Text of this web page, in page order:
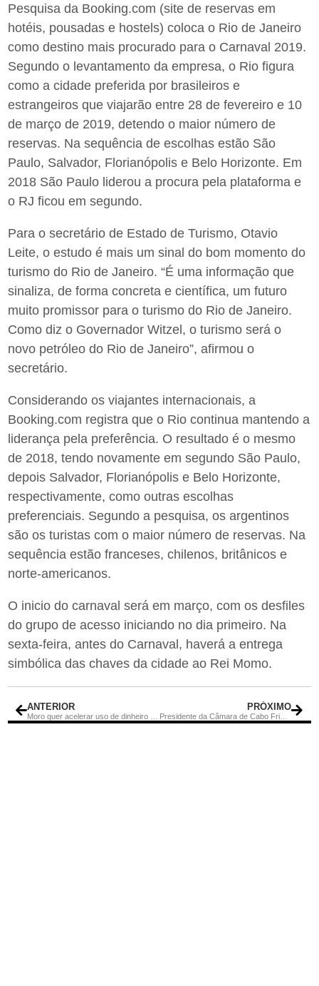
Pesquisa da Booking.com (site de reservas em
hotéis, pousadas e hostels) coloca o Rio de Janeiro
como destino mais procurado para o Carnaval 2019.
Segundo o levantamento da empresa, o Rio figura
como a cidade preferida por brasileiros e
estrangeiros que viajarão entre 28 de fevereiro e 10
de março de 2019, detendo o maior número de
reservas. Na sequência de escolhas estão São
Paulo, Salvador, Florianópolis e Belo Horizonte. Em
2018 São Paulo liderou a procura pela plataforma e
o RJ ficou em segundo.
Para o secretário de Estado de Turismo, Otavio
Leite, o estudo é mais um sinal do bom momento do
turismo do Rio de Janeiro. “É uma informação que
sinaliza, de forma concreta e científica, um futuro
muito promissor para o turismo do Rio de Janeiro.
Como diz o Governador Witzel, o turismo será o
novo petróleo do Rio de Janeiro”, afirmou o
secretário.
Considerando os viajantes internacionais, a
Booking.com registra que o Rio continua mantendo a
liderança pela preferência. O resultado é o mesmo
de 2018, tendo novamente em segundo São Paulo,
depois Salvador, Florianópolis e Belo Horizonte,
respectivamente, como outras escolhas
preferenciais. Segundo a pesquisa, os argentinos
são os turistas com o maior número de reservas. Na
sequência estão franceses, chilenos, britânicos e
norte-americanos.
O inicio do carnaval será em março, com os desfiles
do grupo de acesso iniciando no dia primeiro. Na
sexta-feira, antes do Carnaval, haverá a entrega
simbólica das chaves da cidade ao Rei Momo.
ANTERIOR PRÓXIMO
Presidente da Câmara de Cabo Frio define membros da CPI do Hospital da Mulher